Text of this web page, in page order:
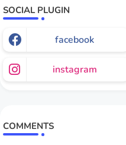
SOCIAL PLUGIN
facebook
instagram
COMMENTS